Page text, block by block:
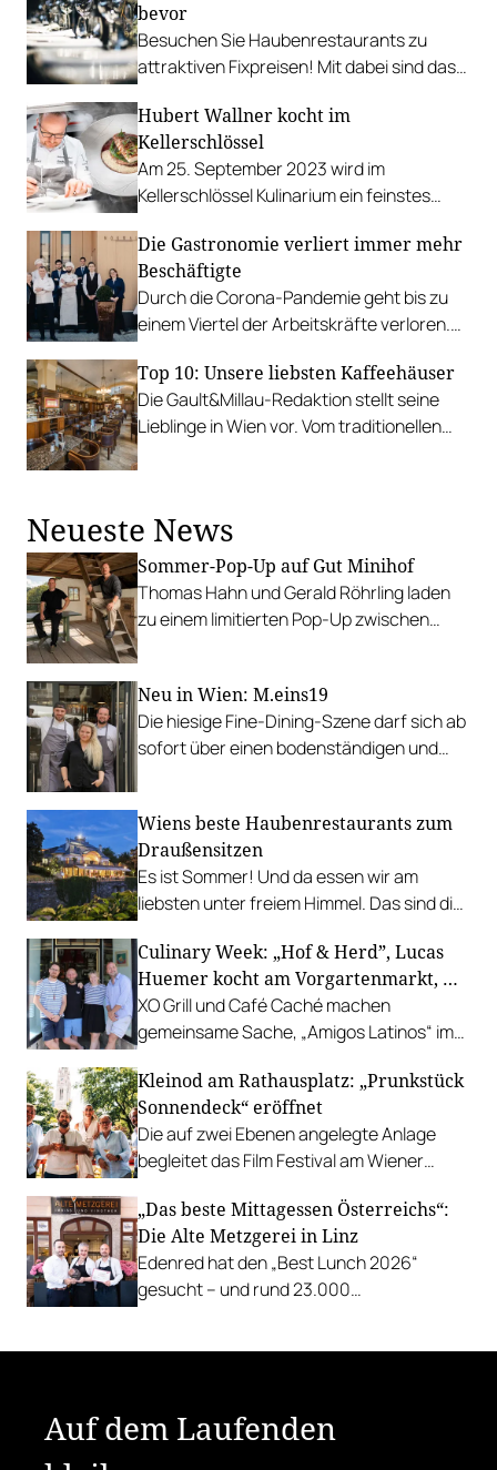
bevor
Besuchen Sie Haubenrestaurants zu
attraktiven Fixpreisen! Mit dabei sind das
viele mehr…
Hubert Wallner kocht im
Kellerschlössel
Am 25. September 2023 wird im
Kellerschlössel Kulinarium ein feinstes
Begleitung der Domäne Wachau geboten.
Die Gastronomie verliert immer mehr
Beschäftigte
Durch die Corona-Pandemie geht bis zu
einem Viertel der Arbeitskräfte verloren.
wichtigste Zukunftsfrage.
Top 10: Unsere liebsten Kaffeehäuser
Die Gault&Millau-Redaktion stellt seine
Lieblinge in Wien vor. Vom traditionellen
Neueste News
Sommer-Pop-Up auf Gut Minihof
Thomas Hahn und Gerald Röhrling laden
zu einem limitierten Pop-Up zwischen
Neu in Wien: M.eins19
Die hiesige Fine-Dining-Szene darf sich ab
sofort über einen bodenständigen und
Wiens beste Haubenrestaurants zum
Draußensitzen
Es ist Sommer! Und da essen wir am
liebsten unter freiem Himmel. Das sind die
Gastgarten.
Culinary Week: „Hof & Herd”, Lucas
Huemer kocht am Vorgartenmarkt, …
XO Grill und Café Caché machen
gemeinsame Sache, „Amigos Latinos“ im
Richard Rauch kocht in der Riederalm
u.v.m.
Kleinod am Rathausplatz: „Prunkstück
Sonnendeck“ eröffnet
Die auf zwei Ebenen angelegte Anlage
begleitet das Film Festival am Wiener
mit Cocktails, Snacks und
Veranstaltungsprogramm.
„Das beste Mittagessen Österreichs“:
Die Alte Metzgerei in Linz
Edenred hat den „Best Lunch 2026“
gesucht – und rund 23.000
Auf dem Laufenden